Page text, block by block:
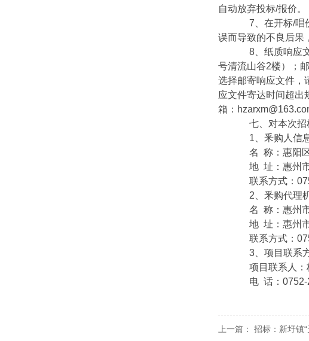
自动放弃投标/报价。
7、在开标/唱价
误而导致的不良后果
8、纸质响应文
号清流山谷2楼）；
选择邮寄响应文件，
应文件寄达时间超出
箱：
七、对本次招
1、釆购人信
名 称：惠阳区
地 址：惠州市
联系方式：
2、釆购代理机
名 称：惠州市
地 址：惠州市
联系方式：
3、项目联系
项目联系人：
电 话：0752-
上一篇： 招标：新圩镇